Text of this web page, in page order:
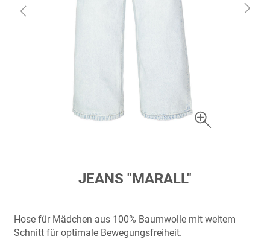
springen
JEANS "MARALL"
Hose für Mädchen aus 100% Baumwolle mit weitem
Schnitt für optimale Bewegungsfreiheit.